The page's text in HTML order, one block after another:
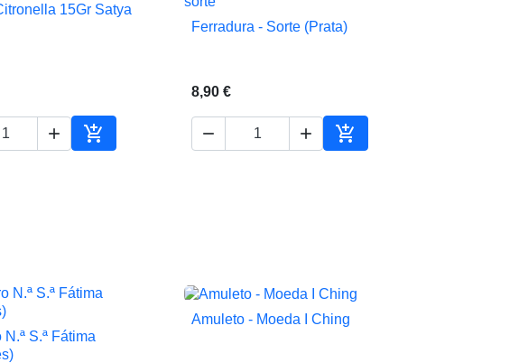
Vista rápida
15Gr Satya
 
Adicionar ao carrinho
 Vista rápida
Ferradura - Sorte (Prata)
8,90 €
  
Adicionar ao carrinho
Vista rápida
S.ª Fátima
 Vista rápida
Amuleto - Moeda I Ching